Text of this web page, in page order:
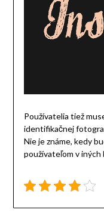
Používatelia tiež
identifikačnej
Nie je známe, kedy
používateľom v iných